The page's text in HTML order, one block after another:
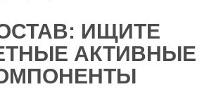
ИЩИТЕ
АКТИВНЫЕ